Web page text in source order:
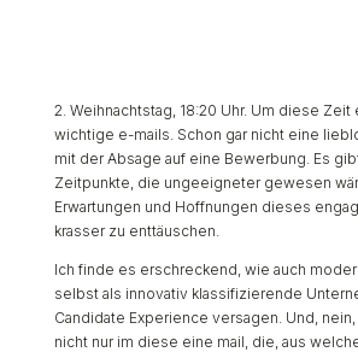
2. Weihnachtstag, 18:20 Uhr. Um diese Zeit
wichtige e-mails. Schon gar nicht eine
mit der Absage auf eine Bewerbung. Es
Zeitpunkte, die ungeeigneter gewesen
Erwartungen und Hoffnungen dieses
krasser zu enttäuschen.
Ich finde es erschreckend, wie auch
selbst als innovativ klassifizierende
Candidate Experience versagen. Und,
nicht nur im diese eine mail, die, aus